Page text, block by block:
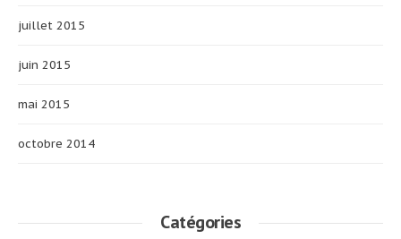
juillet 2015
juin 2015
mai 2015
octobre 2014
Catégories